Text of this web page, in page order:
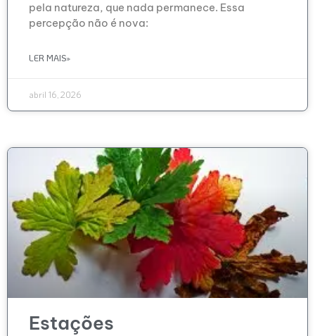
pela natureza, que nada permanece. Essa
percepção não é nova:
LER MAIS»
abril 16, 2026
Estações